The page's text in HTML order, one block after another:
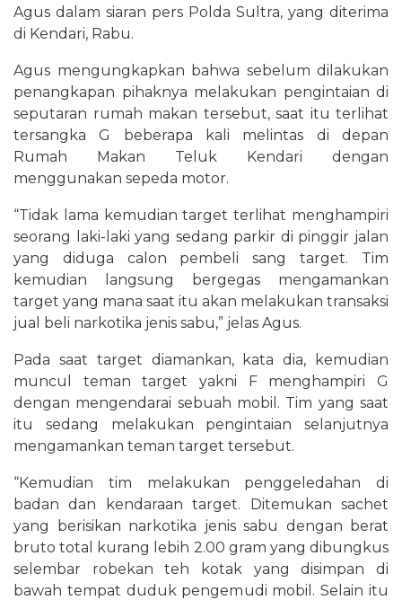
Agus dalam siaran pers Polda Sultra, yang diterima
di Kendari, Rabu.
Agus mengungkapkan bahwa sebelum dilakukan
penangkapan pihaknya melakukan pengintaian di
seputaran rumah makan tersebut, saat itu terlihat
tersangka G beberapa kali melintas di depan
Rumah Makan Teluk Kendari dengan
menggunakan sepeda motor.
“Tidak lama kemudian target terlihat menghampiri
seorang laki-laki yang sedang parkir di pinggir jalan
yang diduga calon pembeli sang target. Tim
kemudian langsung bergegas mengamankan
target yang mana saat itu akan melakukan transaksi
jual beli narkotika jenis sabu,” jelas Agus.
Pada saat target diamankan, kata dia, kemudian
muncul teman target yakni F menghampiri G
dengan mengendarai sebuah mobil. Tim yang saat
itu sedang melakukan pengintaian selanjutnya
mengamankan teman target tersebut.
“Kemudian tim melakukan penggeledahan di
badan dan kendaraan target. Ditemukan sachet
yang berisikan narkotika jenis sabu dengan berat
bruto total kurang lebih 2.00 gram yang dibungkus
selembar robekan teh kotak yang disimpan di
bawah tempat duduk pengemudi mobil. Selain itu